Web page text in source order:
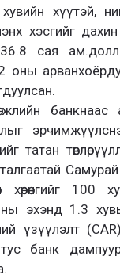
хүүтэй,
хэсгийг
сая
оны
банкнаас
татан
хөрөнгийг
эхэнд 1.3 хувь
үзүүлэлт
банк